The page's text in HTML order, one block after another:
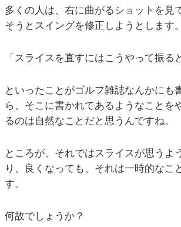
多くの人は、右に曲がるショットを見
そうとスイングを修正しようとします。
「スライスを直すにはこうやって振る
といったことがゴルフ雑誌なんかにも
ら、そこに書かれてあるようなことを
るのは自然なことだと思うんですね。
ところが、それではスライスが思うよ
り、良くなっても、それは一時的なこ
す。
何故でしょうか？